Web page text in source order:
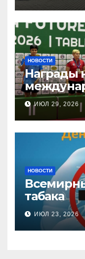
НОВОСТИ
Награды
ИЮЛ 29, 2026
НОВОСТИ
табака
ИЮЛ 23, 2026